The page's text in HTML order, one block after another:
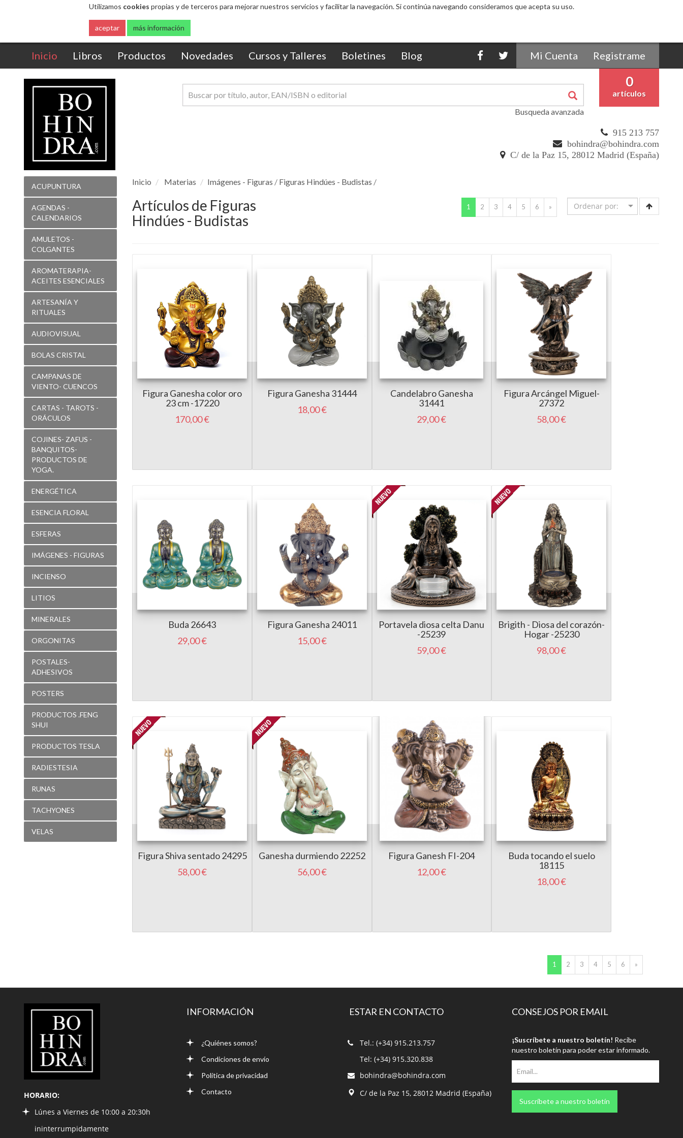
Utilizamos cookies propias y de terceros para mejorar nuestros servicios y facilitar la navegación. Si continúa navegando consideramos que acepta su uso.
aceptar más información
Inicio (current)
Libros Productos Novedades Cursos y Talleres Boletines Blog Mi Cuenta Registrame
0
artículos
Busqueda avanzada
915 213 757
bohindra@bohindra.com
C/ de la Paz 15, 28012 Madrid (España)
ACUPUNTURA
AGENDAS -
CALENDARIOS
AMULETOS -
COLGANTES
AROMATERAPIA-
ACEITES ESENCIALES
ARTESANÍA Y
RITUALES
AUDIOVISUAL
BOLAS CRISTAL
CAMPANAS DE
VIENTO- CUENCOS
CARTAS - TAROTS -
ORÁCULOS
COJINES- ZAFUS -
BANQUITOS-
PRODUCTOS DE
YOGA.
ENERGÉTICA
ESENCIA FLORAL
ESFERAS
IMÁGENES - FIGURAS
INCIENSO
LITIOS
MINERALES
ORGONITAS
POSTALES-
ADHESIVOS
POSTERS
PRODUCTOS .FENG
SHUI
PRODUCTOS TESLA
RADIESTESIA
RUNAS
TACHYONES
VELAS
Inicio Materias Imágenes - Figuras / Figuras Hindúes - Budistas /
Artículos de Figuras
Hindúes - Budistas
1 (current)
2 3 4 5 6 »
Figura Ganesha color oro
23 cm -17220
170,00 €
Figura Ganesha 31444
18,00 €
Candelabro Ganesha
31441
29,00 €
Figura Arcángel Miguel-
27372
58,00 €
Buda 26643
29,00 €
Figura Ganesha 24011
15,00 €
Portavela diosa celta Danu
-25239
59,00 €
Brigith - Diosa del corazón-
Hogar -25230
98,00 €
Figura Shiva sentado 24295
58,00 €
Ganesha durmiendo 22252
56,00 €
Figura Ganesh FI-204
12,00 €
Buda tocando el suelo
18115
18,00 €
1 (current)
2 3 4 5 6 »
LIBRERÍA
BOHINDRA
HORARIO:
Lúnes a Viernes de 10:00 a 20:30h
ininterrumpidamente
INFORMACIÓN
¿Quiénes somos?
Condiciones de envío
Política de privacidad
Contacto
ESTAR EN CONTACTO
Tel.: (+34) 915.213.757
Tel: (+34) 915.320.838
bohindra@bohindra.com
C/ de la Paz 15, 28012 Madrid (España)
CONSEJOS POR EMAIL
¡Suscríbete a nuestro boletín! Recibe
nuestro boletín para poder estar informado.
Suscríbete a nuestro boletín